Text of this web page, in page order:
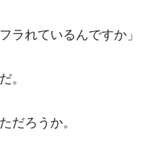
ラれているんですか」
。
だろうか。